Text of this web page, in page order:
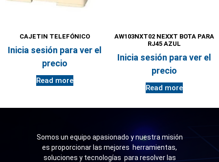
CAJETIN TELEFÓNICO
Inicia sesión para ver el
precio
Read more
AW103NXT02 NEXXT BOTA PARA
RJ45 AZUL
Inicia sesión para ver el
precio
Read more
Somos un equipo apasionado y nuestra misión
es proporcionar las mejores herramientas,
soluciones y tecnologías para resolver las